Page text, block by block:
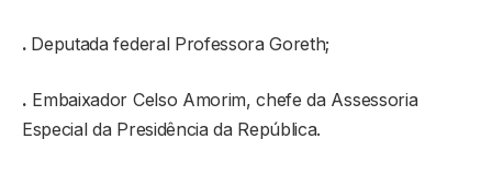
. Deputada federal Professora Goreth;
. Embaixador Celso Amorim, chefe da Assessoria
Especial da Presidência da República.